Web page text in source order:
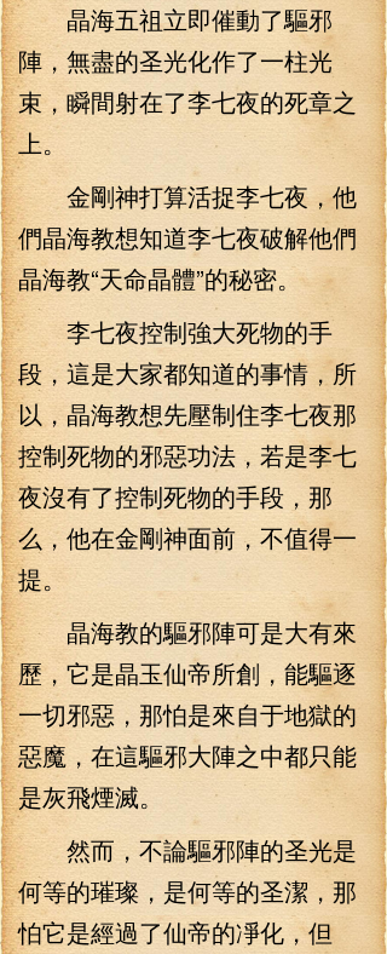
晶海五祖立即催動了驅邪
陣，無盡的圣光化作了一柱光
束，瞬間射在了李七夜的死章之
上。
金剛神打算活捉李七夜，他
們晶海教想知道李七夜破解他們
晶海教“天命晶體”的秘密。
李七夜控制強大死物的手
段，這是大家都知道的事情，所
以，晶海教想先壓制住李七夜那
控制死物的邪惡功法，若是李七
夜沒有了控制死物的手段，那
么，他在金剛神面前，不值得一
提。
晶海教的驅邪陣可是大有來
歷，它是晶玉仙帝所創，能驅逐
一切邪惡，那怕是來自于地獄的
惡魔，在這驅邪大陣之中都只能
是灰飛煙滅。
然而，不論驅邪陣的圣光是
何等的璀璨，是何等的圣潔，那
怕它是經過了仙帝的凈化，但